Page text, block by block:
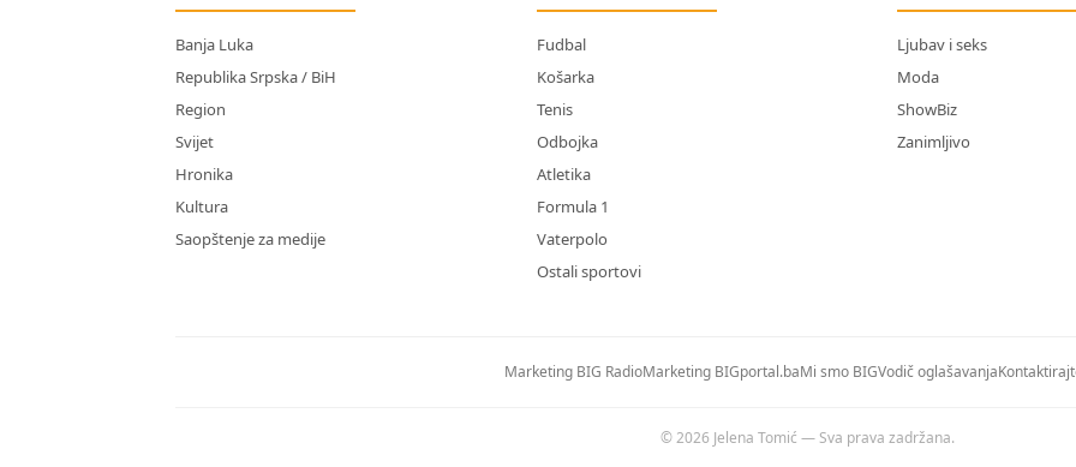
Banja Luka
Republika Srpska / BiH
Region
Svijet
Hronika
Kultura
Saopštenje za medije
Fudbal
Košarka
Tenis
Odbojka
Atletika
Formula 1
Vaterpolo
Ostali sportovi
Ljubav i seks
Moda
ShowBiz
Zanimljivo
Marketing BIG RadioMarketing BIGportal.baMi smo BIGVodič oglašavanja
© 2026 Jelena Tomić — Sva prava zadržana.